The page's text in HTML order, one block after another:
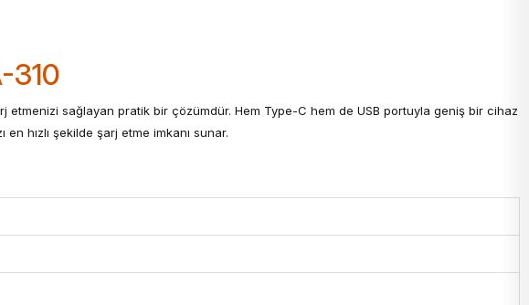
310
etmenizi sağlayan pratik bir çözümdür. Hem Type-C hem de USB portuyla geniş bir cihaz
hızlı şekilde şarj etme imkanı sunar.